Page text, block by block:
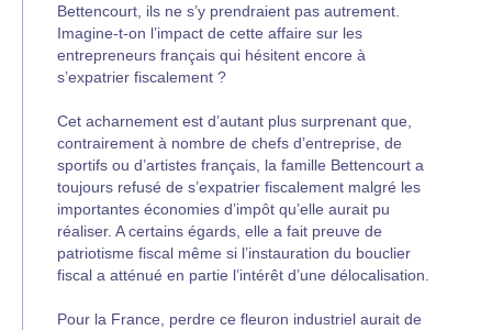
Bettencourt, ils ne s’y prendraient pas autrement.
Imagine-t-on l’impact de cette affaire sur les
entrepreneurs français qui hésitent encore à
s’expatrier fiscalement ?
Cet acharnement est d’autant plus surprenant que,
contrairement à nombre de chefs d’entreprise, de
sportifs ou d’artistes français, la famille Bettencourt a
toujours refusé de s’expatrier fiscalement malgré les
importantes économies d’impôt qu’elle aurait pu
réaliser. A certains égards, elle a fait preuve de
patriotisme fiscal même si l’instauration du bouclier
fiscal a atténué en partie l’intérêt d’une délocalisation.
Pour la France, perdre ce fleuron industriel aurait de